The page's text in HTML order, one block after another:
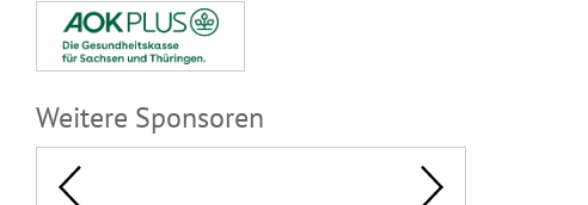
Weitere Sponsoren